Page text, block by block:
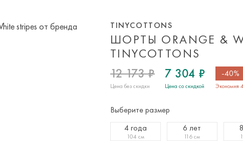
ШОРТЫ ORANGE &
TINYCOTTONS
TINYCOTTONS
12 173 ₽
Цена без скидки
7 304 ₽
Цена со скидкой
-40%
Экономия
Выберите размер
4 года
104 см
6 лет
116 см